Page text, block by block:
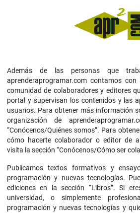
Además de las personas que
aprenderaprogramar.com contamos
comunidad de colaboradores y editores
portal y supervisan los contenidos y las
usuarios. Para obtener más información
organización de
“Conócenos/Quiénes somos”. Para
cómo hacerte colaborador o editor de
visita la sección “Conócenos/Cómo ser
Publicamos textos formativos y
programación y nuevas tecnologías.
ediciones en la sección “Libros”. Si
universidad, o simplemente
programación y nuevas tecnologías y